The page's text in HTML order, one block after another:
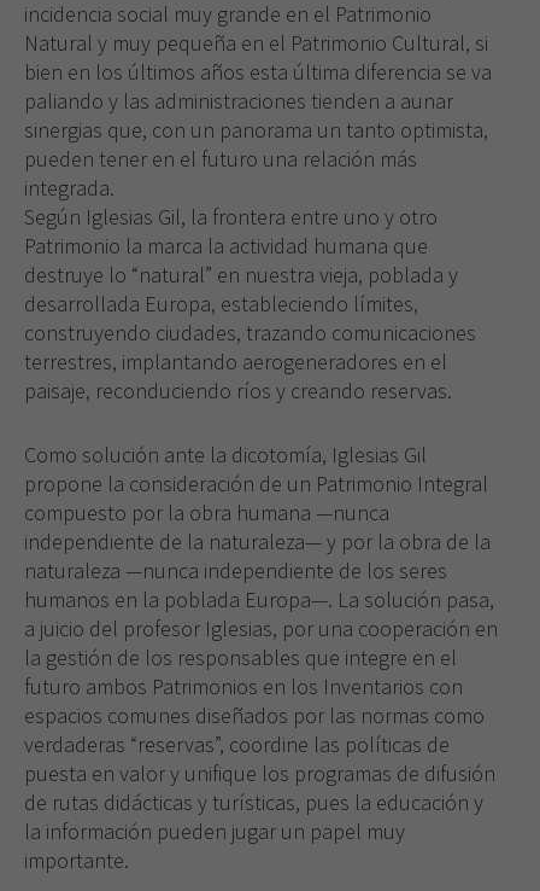
incidencia social muy grande en el Patrimonio
Natural y muy pequeña en el Patrimonio Cultural, si
bien en los últimos años esta última diferencia se va
paliando y las administraciones tienden a aunar
sinergias que, con un panorama un tanto optimista,
pueden tener en el futuro una relación más
integrada.
Según Iglesias Gil, la frontera entre uno y otro
Patrimonio la marca la actividad humana que
destruye lo “natural” en nuestra vieja, poblada y
desarrollada Europa, estableciendo límites,
construyendo ciudades, trazando comunicaciones
terrestres, implantando aerogeneradores en el
paisaje, reconduciendo ríos y creando reservas.
Como solución ante la dicotomía, Iglesias Gil
propone la consideración de un Patrimonio Integral
compuesto por la obra humana —nunca
independiente de la naturaleza— y por la obra de la
naturaleza —nunca independiente de los seres
humanos en la poblada Europa—. La solución pasa,
a juicio del profesor Iglesias, por una cooperación en
la gestión de los responsables que integre en el
futuro ambos Patrimonios en los Inventarios con
espacios comunes diseñados por las normas como
verdaderas “reservas”, coordine las políticas de
puesta en valor y unifique los programas de difusión
de rutas didácticas y turísticas, pues la educación y
la información pueden jugar un papel muy
importante.